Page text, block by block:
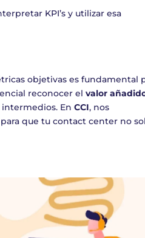
KPI’s y utilizar esa
objetivas es fundamental
reconocer elvalor
intermedios. EnCCI, nos
que tu contact center no